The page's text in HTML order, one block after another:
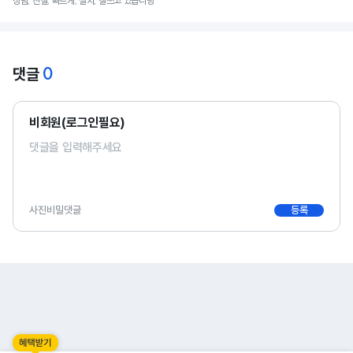
댓글 0
비회원(로그인필요)
사진비밀댓글 등록